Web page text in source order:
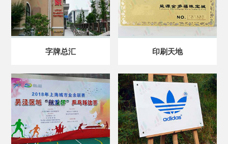
字牌总汇 印刷天地